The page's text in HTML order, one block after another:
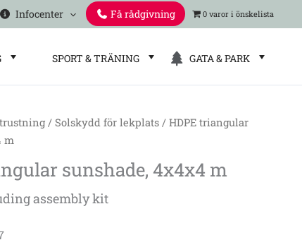
Infocenter Få rådgivning 0 varor
SPORT & TRÄNING GATA & PARK
/Solskydd för lekplats / HDPE triangular
m
sunshade, 4x4x4 m
assembly kit